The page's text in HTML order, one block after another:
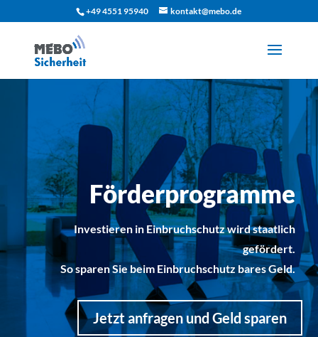
+49 4551 95940 kontakt@mebo.de
Förderprogramme
Investieren in Einbruchschutz wird staatlich
gefördert.
So sparen Sie beim Einbruchschutz bares Geld.
Jetzt anfragen und Geld sparen